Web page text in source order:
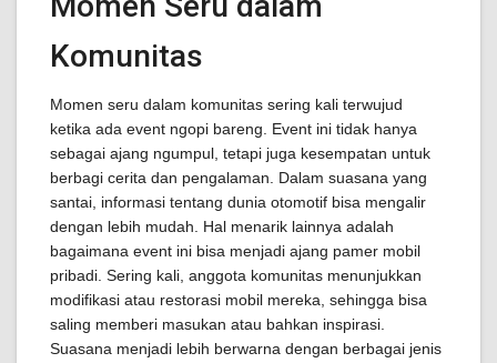
Komunitas
Momen seru dalam komunitas sering kali terwujud
ketika ada event ngopi bareng. Event ini tidak hanya
sebagai ajang ngumpul, tetapi juga kesempatan untuk
berbagi cerita dan pengalaman. Dalam suasana yang
santai, informasi tentang dunia otomotif bisa mengalir
dengan lebih mudah. Hal menarik lainnya adalah
bagaimana event ini bisa menjadi ajang pamer mobil
pribadi. Sering kali, anggota komunitas menunjukkan
modifikasi atau restorasi mobil mereka, sehingga bisa
saling memberi masukan atau bahkan inspirasi.
Suasana menjadi lebih berwarna dengan berbagai jenis